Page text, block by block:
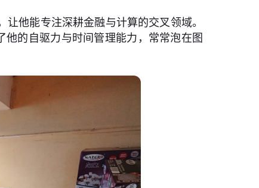
他能专注深耕金融与计算的交叉领域。
的自驱力与时间管理能力，常常泡在图